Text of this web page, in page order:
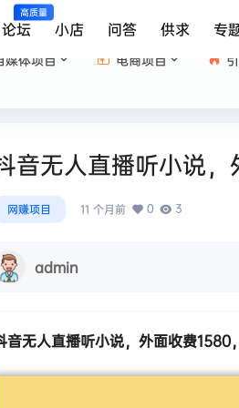
高质量
论坛 小店 问答 供求 专
媒体项目 电商项目
音无人直播听小说
网赚项目 11 个月前 0 3
admin
音无人直播听小说，外面收费1580